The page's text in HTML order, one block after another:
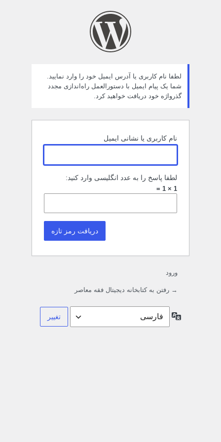
لطفا نام کاربری یا آدرس ایمیل خود را وارد نمایید.
شما یک پیام ایمیل با دستورالعمل راه‌اندازی مجدد
گذرواژه خود دریافت خواهید کرد.
نام کاربری یا نشانی ایمیل
لطفا پاسخ را به عدد انگلیسی وارد کنید:
1 × 1 =
ورود
→ رفتن به کتابخانه دیجیتال فقه معاصر
زبان